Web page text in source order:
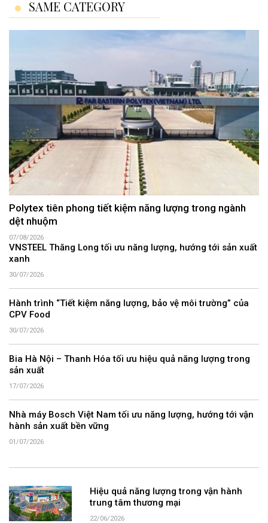
SAME CATEGORY
Polytex tiên phong tiết kiệm năng lượng trong ngành
dệt nhuộm
07/08/2026
VNSTEEL Thăng Long tối ưu năng lượng, hướng tới sản xuất
xanh
30/07/2026
Hành trình “Tiết kiệm năng lượng, bảo vệ môi trường” của
CPV Food
30/07/2026
Bia Hà Nội – Thanh Hóa tối ưu hiệu quả năng lượng trong
sản xuất
17/07/2026
Nhà máy Bosch Việt Nam tối ưu năng lượng, hướng tới vận
hành sản xuất bền vững
01/07/2026
Hiệu quả năng lượng trong vận hành
trung tâm thương mại
22/06/2026